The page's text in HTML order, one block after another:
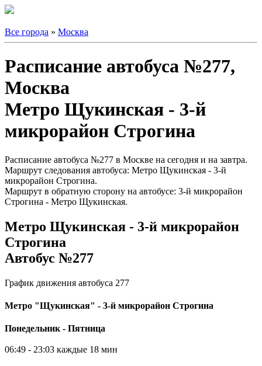
Все города » Москва
Расписание автобуса №277,
Москва
Метро Щукинская - 3-й
микрорайон Строгина
Расписание автобуса №277 в Москве на сегодня и на завтра.
Маршрут следования автобуса: Метро Щукинская - 3-й
микрорайон Строгина.
Маршрут в обратную сторону на автобусе: 3-й микрорайон
Строгина - Метро Щукинская.
Метро Щукинская - 3-й микрорайон
Строгина
Автобус №277
График движения автобуса 277
Метро "Щукинская" - 3-й микрорайон Строгина
Понедельник - Пятница
06:49 - 23:03 каждые 18 мин